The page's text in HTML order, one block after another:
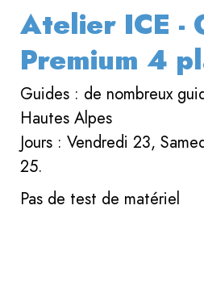
Atelier ICE -
Premium 4
Guides : de nombreux
Hautes Alpes
Jours : Vendredi 23,
25.
Pas de test de matériel